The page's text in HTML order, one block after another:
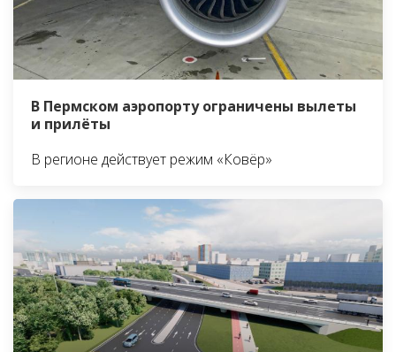
В Пермском аэропорту ограничены вылеты
и прилёты
В регионе действует режим «Ковёр»